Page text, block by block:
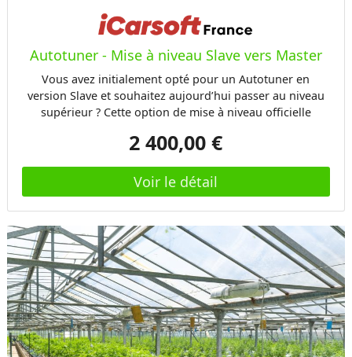
Autotuner - Mise à niveau Slave vers Master
Vous avez initialement opté pour un Autotuner en
version Slave et souhaitez aujourd’hui passer au niveau
supérieur ? Cette option de mise à niveau officielle
votre outil existant sans rachat de matériel. En
fonctionnalités de la version Master, vous offrant une
autonomie totale dans la gestion de vos fichiers, la
reprogrammation moteur et le développement de votre
activité. \u2714 Mise à niveau officielle et sécurisée
\u2714 Activation liée à votre Autotuner existant \u2714
Solution rapide, fiable et économique \u2714 Idéal pour
les professionnels souhaitant gagner en indépendance
Une solution professionnelle pensée pour accompagner
la montée en puissance de votre activité de
reprogrammation moteur.
2 400,00 €